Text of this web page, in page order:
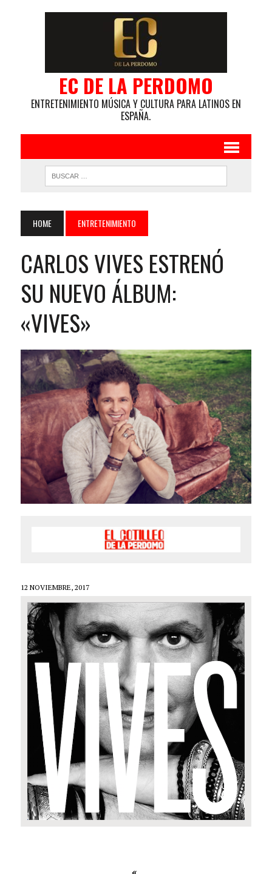
EC DE LA PERDOMO
ENTRETENIMIENTO MÚSICA Y CULTURA PARA LATINOS EN
ESPAÑA.
HOME ENTRETENIMIENTO
CARLOS VIVES ESTRENÓ
SU NUEVO ÁLBUM:
«VIVES»
12 NOVIEMBRE, 2017